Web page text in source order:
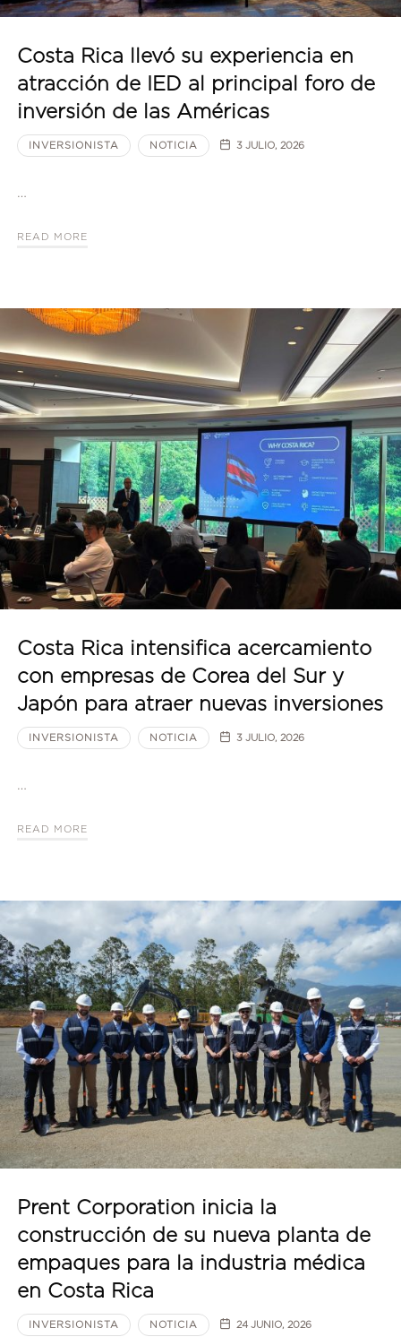
Costa Rica llevó su experiencia en
atracción de IED al principal foro de
inversión de las Américas
INVERSIONISTA NOTICIA 3 JULIO, 2026
…
READ MORE
Costa Rica intensifica acercamiento
con empresas de Corea del Sur y
Japón para atraer nuevas inversiones
INVERSIONISTA NOTICIA 3 JULIO, 2026
…
READ MORE
Prent Corporation inicia la
construcción de su nueva planta de
empaques para la industria médica
en Costa Rica
INVERSIONISTA NOTICIA 24 JUNIO, 2026